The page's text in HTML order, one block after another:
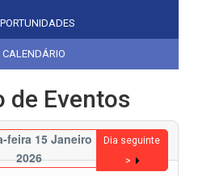
CALENDÁRIO
de Eventos
feira 15 Janeiro
2026
Dia seguinte
>